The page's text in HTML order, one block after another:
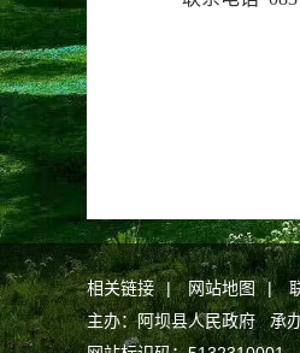
相关链接 | 网站地图 |
主办：阿坝县人民政府 承